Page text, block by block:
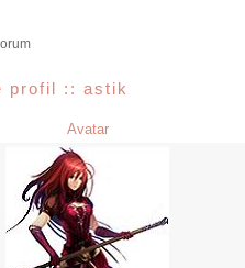
profil :: astik
Avatar